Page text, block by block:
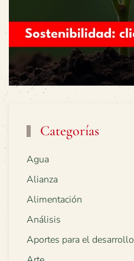
Categorías
Agua
Alianza
Alimentación
Análisis
Aportes para el desarrollo